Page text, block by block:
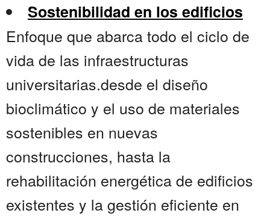
Sostenibilidad en los edificios
Enfoque que abarca todo el ciclo de
vida de las infraestructuras
universitarias.desde el diseño
bioclimático y el uso de materiales
sostenibles en nuevas
construcciones, hasta la
rehabilitación energética de edificios
existentes y la gestión eficiente en